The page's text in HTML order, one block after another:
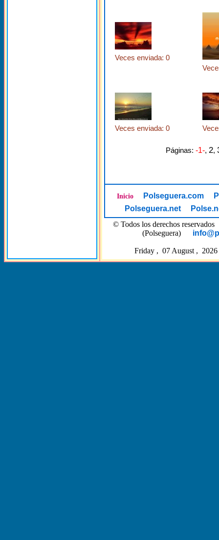
Veces enviada: 0
Veces enviada: 0
Páginas: -1-, 2,
Inicio Polseguera.com
Polseguera.net
© Todos los derechos
(Polseguera)
Friday , 07 August ,